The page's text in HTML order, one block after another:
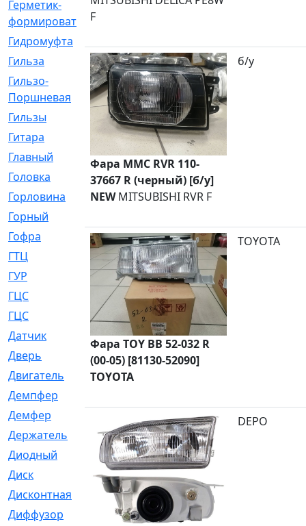
Герметик-
формирователь
[3]
Гидромуфта
Гильза
[56]
Гильзо-
Поршневая
[13]
Гильзы
[259]
Гитара
[7]
Главный
[29]
Головка
[28]
Горловина
[14]
Горный
Гофра
[86]
ГТЦ
[96]
ГУР
[34]
ГЦC
[6]
ГЦС
[74]
Датчик
[969]
Дверь
[249]
Двигатель
[64]
Демпфер
Демфер
Держатель
[5]
Диодный
[3]
Диск
[418]
Дисконтная
[1]
Диффузор
[1]
F
Фара MMC RVR 110-
37667 R (черный) [б/у]
NEWMITSUBISHI RVR F
б/у
Фара TOY BB 52-032 R
(00-05) [81130-52090]
TOYOTA
TOYOTA
DEPO